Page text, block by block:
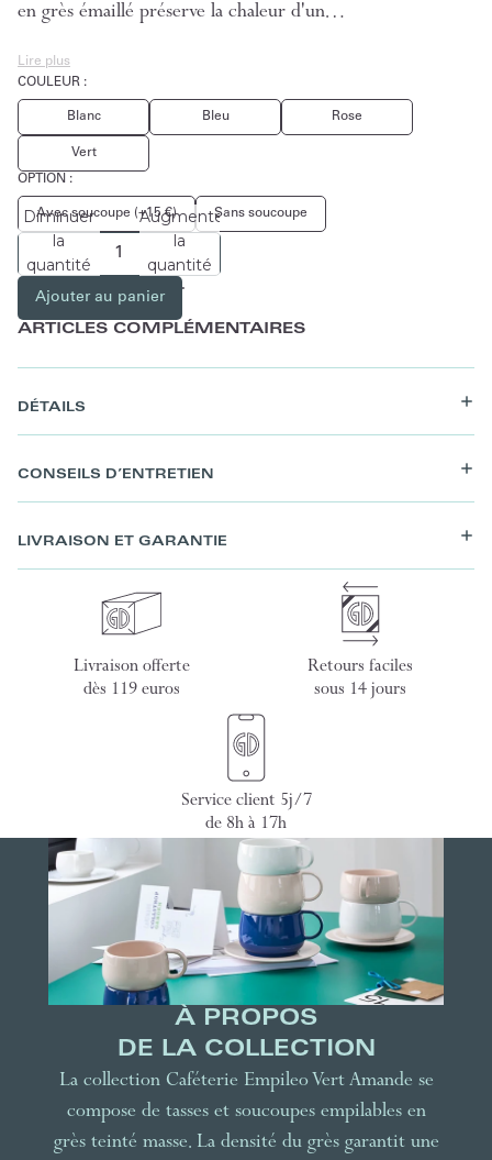
en grès émaillé préserve la chaleur d'un…
Lire plus
COULEUR :
Blanc Bleu Rose
Vert
OPTION :
Avec soucoupe (+15 €) Sans soucoupe
Diminuer
la
quantité
Augmenter
la
quantité
Ajouter au panier
ARTICLES COMPLÉMENTAIRES
DÉTAILS
CONSEILS D’ENTRETIEN
LIVRAISON ET GARANTIE
Livraison offerte
dès 119 euros
Retours faciles
sous 14 jours
Service client 5j/7
de 8h à 17h
À PROPOS
DE LA COLLECTION
La collection Caféterie Empileo Vert Amande se
compose de tasses et soucoupes empilables en
grès teinté masse. La densité du grès garantit une